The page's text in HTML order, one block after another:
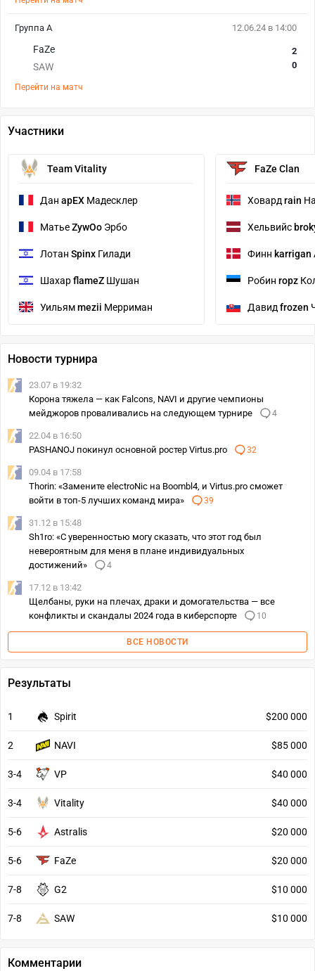
12.06.24 в 14:00
FaZe
SAW
2
0
Перейти на матч
Группа А
Участники
Team Vitality
Дан apEX Мадесклер
МатьеZywOo Эрбо
Лотан Spinx Гилади
ШахарflameZ Шушан
Уильямmezii Мерриман
FaZe Clan
Ховардrain
Хельвийс
Финн karrigan
Робин ropz
Давидfrozen
Новости турнира
23.07 в 19:32
Корона тяжела — как Falcons, NAVI и другие чемпионы
мейджоров проваливались на следующем турнире
4
22.04 в 16:50
PASHANOJ покинул основной ростер Virtus.pro
32
09.04 в 17:58
Thorin: «Замените electroNic на Boombl4, и Virtus.pro сможет
войти в топ-5 лучших команд мира»
39
31.12 в 15:48
Sh1ro: «С уверенностью могу сказать, что этот год был
невероятным для меня в плане индивидуальных
достижений»
4
17.12 в 13:42
Щелбаны, руки на плечах, драки и домогательства — все
конфликты и скандалы 2024 года в киберспорте
10
ВСЕ НОВОСТИ
Результаты
1 Spirit $200 000
2 NAVI $85 000
3-4 VP $40 000
3-4 Vitality $40 000
5-6 Astralis $20 000
5-6 FaZe $20 000
7-8 G2 $10 000
7-8 SAW $10 000
Комментарии